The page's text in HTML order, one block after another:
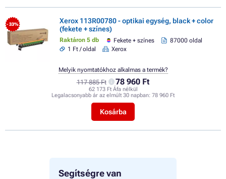
Segítségre van
- 33%
Xerox 113R00780 - optikai egység, black + color
(fekete + színes)
Raktáron 5 db Fekete + színes
87000 oldal
1 Ft / oldal
Xerox
117 885 Ft 78 960 Ft
62 173 Ft Áfa nélkül
Legalacsonyabb ár az elmúlt 30 napban: 78 960 Ft
Kosárba
Melyik nyomtatókhoz alkalmas a termék?